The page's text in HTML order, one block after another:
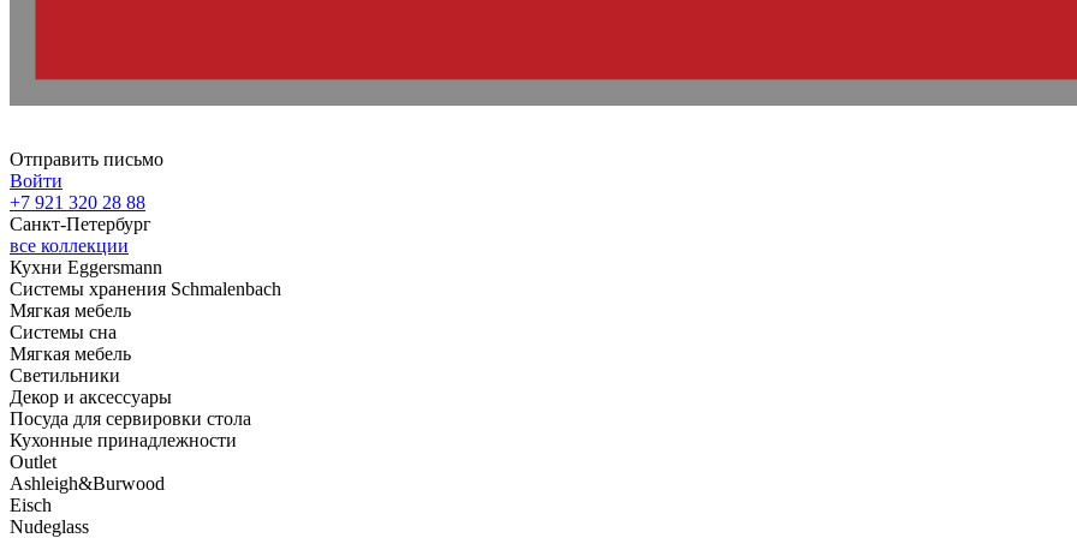
Отправить письмо
Войти
+7 921 320 28 88
Санкт-Петербург
все коллекции
Кухни Eggersmann
Системы хранения Schmalenbach
Мягкая мебель
Системы сна
Мягкая мебель
Светильники
Декор и аксессуары
Посуда для сервировки стола
Кухонные принадлежности
Outlet
Ashleigh&Burwood
Eisch
Nudeglass